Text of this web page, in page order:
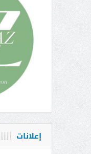
إعلانات